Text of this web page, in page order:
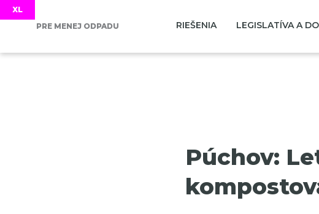
PRE MENEJ ODPADU RIEŠENIA LEGISLATÍVA A
Púchov: